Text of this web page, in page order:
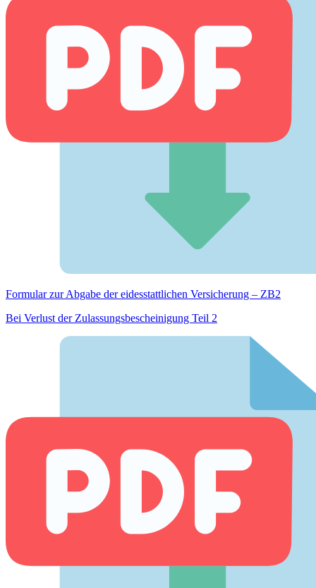
Formular zur Abgabe der eides­stattlichen Versicherung – ZB2
Bei Verlust der Zulassungsbescheinigung Teil 2